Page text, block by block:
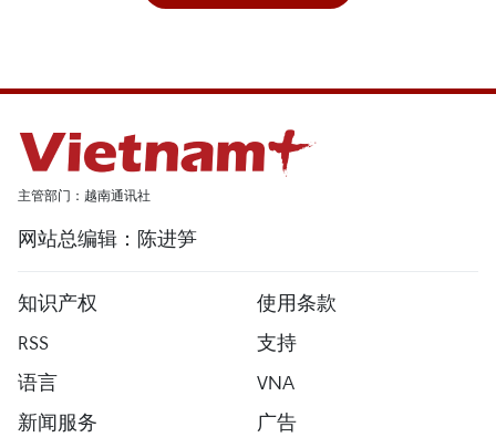
主管部门：越南通讯社
网站总编辑：陈进笋
知识产权
使用条款
RSS
支持
语言
VNA
新闻服务
广告